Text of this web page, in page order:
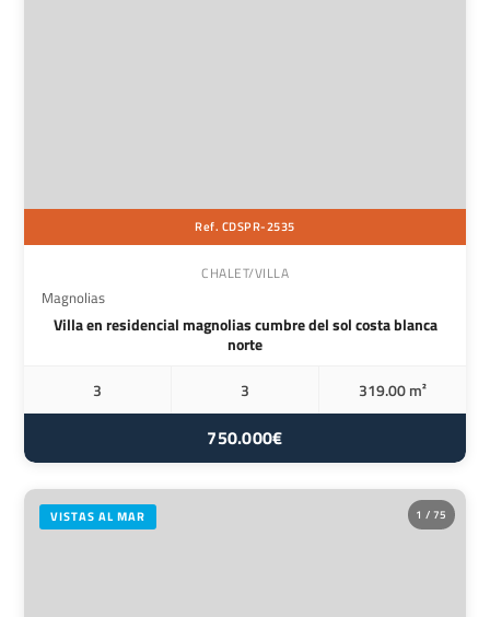
Ref. CDSPR-2535
CHALET/VILLA
Magnolias
Villa en residencial magnolias cumbre del sol costa blanca
norte
3
3 319.00 m²
750.000€
1 / 75
VISTAS AL MAR